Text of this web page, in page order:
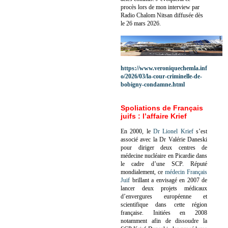
procès lors de mon interview par
Radio Chalom Nitsan diffusée dès
le 26 mars 2026.
https://www.veroniquechemla.inf
o/2026/03/la-cour-criminelle-de-
bobigny-condamne.html
Spoliations de Français
juifs : l’affaire Krief
En 2000, le Dr Lionel Kriefs’est
associé avec la Dr Valérie Daneski
pour diriger deux centres de
médecine nucléaire en Picardie dans
le cadre d’une SCP. Réputé
mondialement, ce médecin Français
Juif brillant a envisagé en 2007 de
lancer deux projets médicaux
d’envergures européenne et
scientifique dans cette région
française. Initiées en 2008
notamment afin de dissoudre la